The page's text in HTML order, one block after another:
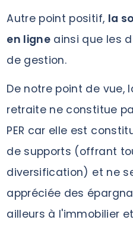
Autre point positif, la
en ligne ainsi que les
de gestion.
De notre point de vue,
retraite ne constitue
PER car elle est
de supports (offrant
diversification) et ne
appréciée des
ailleurs à l'immobilier